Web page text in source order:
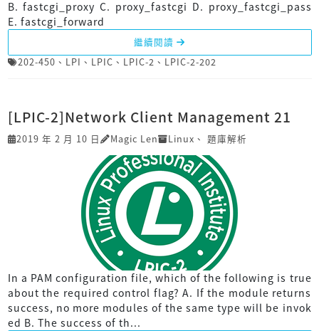
B. fastcgi_proxy C. proxy_fastcgi D. proxy_fastcgi_pass
E. fastcgi_forward
繼續閱讀
202-450 、 LPI 、 LPIC 、 LPIC-2 、 LPIC-2-202
[LPIC-2]Network Client Management 21
2019 年 2 月 10 日 Magic Len Linux 、 題庫解析
In a PAM configuration file, which of the following is true
about the required control flag? A. If the module returns
success, no more modules of the same type will be invok
ed B. The success of th...